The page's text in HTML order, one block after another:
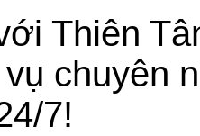
Thiên
chuyên
7!